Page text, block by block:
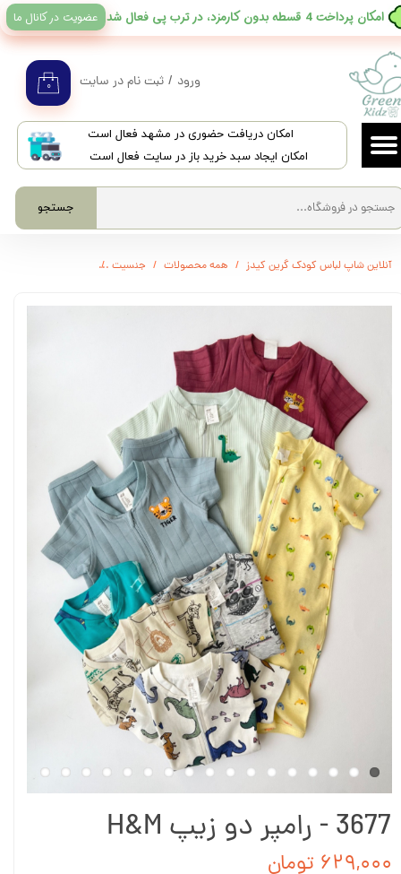
​امکان دریافت حضوری در مشهد فعال است
امکان ایجاد سبد خرید باز در سایت فعال است
جستجو
۰ ورود / ثبت نام در سایت
حساب کاربری من
تغییر گذر واژه
سفارشات
خروج از حساب کاربری
​امکان پرداخت 4 قسطه بدون کارمزد، در ترب پی فعال شد عضویت در کانال ما
آنلاین شاپ لباس کودک گرین کیدز همه محصولات جنسیت
3677 - رامپر دو زیپ H&M
۶۲۹,۰۰۰ تومان